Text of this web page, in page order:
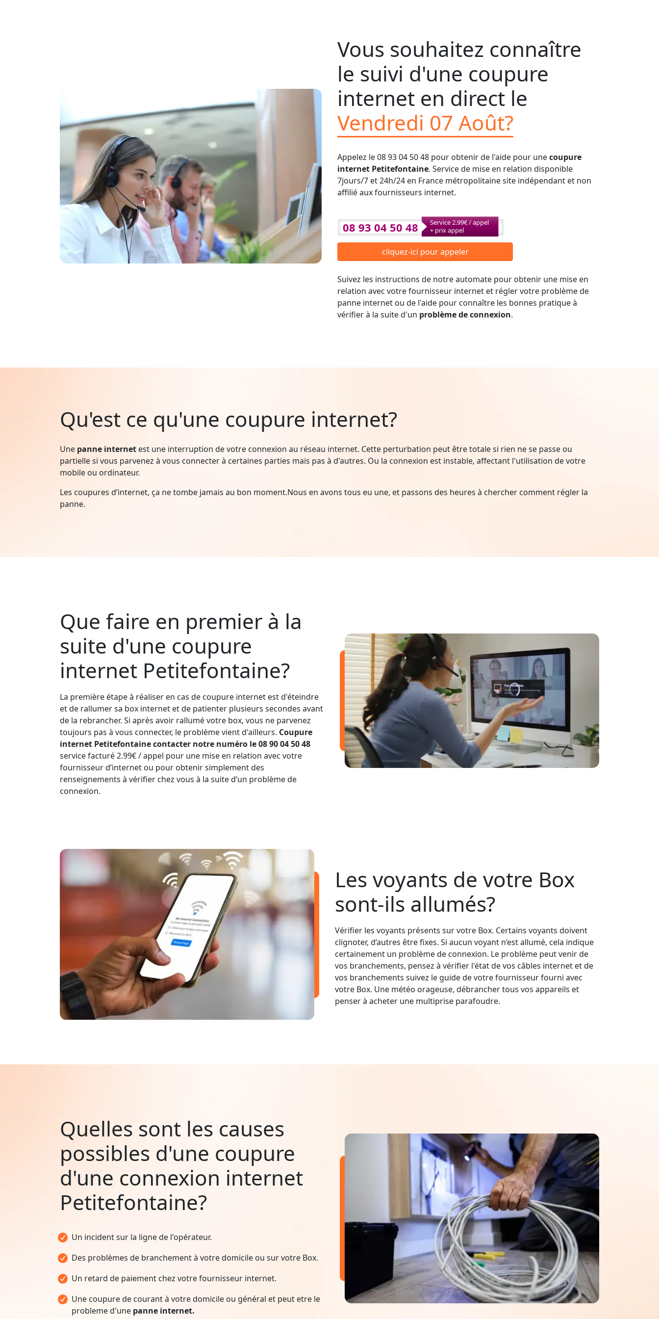
Vous souhaitez connaître
le suivi d'une coupure
internet en direct le
Vendredi 07 Août?
Appelez le 08 93 04 50 48 pour obtenir de l'aide pour unecoupure
internet Petitefontaine. Service de mise en relation disponible
7jours/7 et 24h/24 en France métropolitaine site indépendant et non
affilié aux fournisseurs internet.
08 93 04 50 48
Service 2.99€ / appel
+ prix appel
cliquez-ici pour appeler
Suivez les instructions de notre automate pour obtenir une mise en
relation avec votre fournisseur internet et régler votre problème de
panne internet ou de l'aide pour connaître les bonnes pratique à
vérifier à la suite d'un problème de connexion.
Qu'est ce qu'une coupure internet?
Une panne internet est une interruption de votre connexion au réseau internet. Cette perturbation peut être totale si rien ne se passe ou
partielle si vous parvenez à vous connecter à certaines parties mais pas à d'autres. Ou la connexion est instable, affectant l'utilisation de votre
mobile ou ordinateur.
Les coupures d’internet, ça ne tombe jamais au bon moment.Nous en avons tous eu une, et passons des heures à chercher comment régler la
panne.
Que faire en premier à la
suite d'une coupure
internet Petitefontaine?
La première étape à réaliser en cas de coupure internet est d'éteindre
et de rallumer sa box internet et de patienter plusieurs secondes avant
de la rebrancher. Si après avoir rallumé votre box, vous ne parvenez
toujours pas à vous connecter, le problème vient d'ailleurs. Coupure
internet Petitefontaine contacter notre numéro le 08 90 04 50 48
service facturé 2.99€ / appel pour une mise en relation avec votre
fournisseur d’internet ou pour obtenir simplement des
renseignements à vérifier chez vous à la suite d’un problème de
connexion.
Les voyants de votre Box
sont-ils allumés?
Vérifier les voyants présents sur votre Box. Certains voyants doivent
clignoter, d’autres être fixes. Si aucun voyant n’est allumé, cela indique
certainement un problème de connexion. Le problème peut venir de
vos branchements, pensez à vérifier l'état de vos câbles internet et de
vos branchements suivez le guide de votre fournisseur fourni avec
votre Box. Une météo orageuse, débrancher tous vos appareils et
penser à acheter une multiprise parafoudre.
Quelles sont les causes
possibles d'une coupure
d'une connexion internet
Petitefontaine?
Un incident sur la ligne de l'opérateur.
Des problèmes de branchement à votre domicile ou sur votre Box.
Un retard de paiement chez votre fournisseur internet.
Une coupure de courant à votre domicile ou général et peut etre le
probleme d'une panne internet.